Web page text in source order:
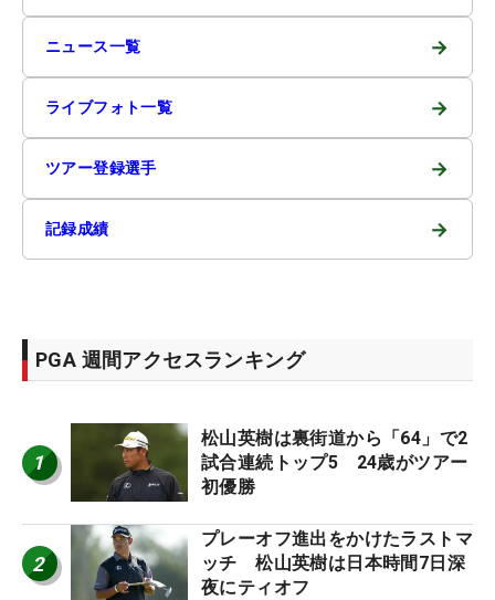
ニュース一覧 →
ライブフォト一覧 →
ツアー登録選手 →
記録成績 →
PGA 週間アクセスランキング
1
松山英樹は裏街道から「64」で2
試合連続トップ5 24歳がツアー
初優勝
2
プレーオフ進出をかけたラストマ
ッチ 松山英樹は日本時間7日深
夜にティオフ